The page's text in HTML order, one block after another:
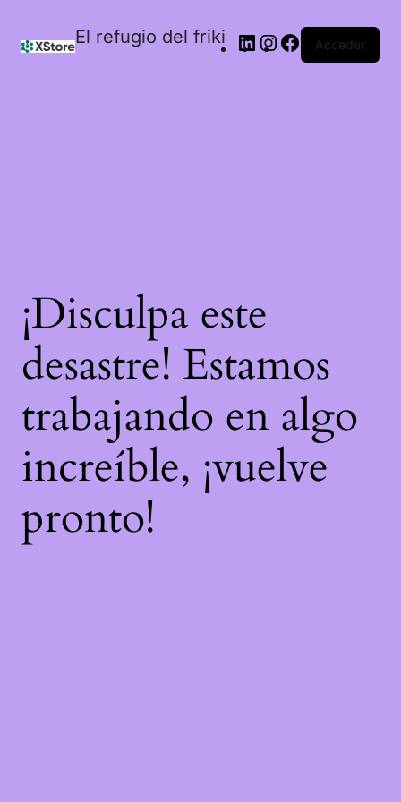
El refugio del friki Acceder
¡Disculpa este
desastre! Estamos
trabajando en algo
increíble, ¡vuelve
pronto!